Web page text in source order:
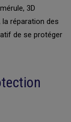
3D
réparation des
de se protéger